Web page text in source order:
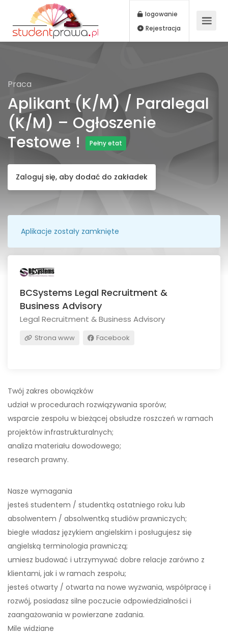
logowanie
Rejestracja
Praca
Aplikant (k/m) / Paralegal
(k/m) – Ogłoszenie
Testowe !
Pełny etat
Zaloguj się, aby dodać do zakładek
Aplikacje zostały zamknięte
BCSystems Legal Recruitment &
Business Advisory
Legal Recruitment & Business Advisory
Strona www Facebook
Twój zakres obowiązków
udział w procedurach rozwiązywania sporów;
wsparcie zespołu w bieżącej obsłudze roszczeń w ramach
projektów infrastrukturalnych;
analiza materiału dowodowego;
research prawny.
Nasze wymagania
jesteś studentem / studentką ostatniego roku lub
absolwentem / absolwentką studiów prawniczych;
biegłe władasz językiem angielskim i posługujesz się
angielską terminologia prawniczą;
umiesz budować i utrzymywać dobre relacje zarówno z
klientami, jak i w ramach zespołu;
jesteś otwarty / otwarta na nowe wyzwania, współpracę i
rozwój, posiadasz silne poczucie odpowiedzialności i
zaangażowania w powierzane zadania.
Mile widziane